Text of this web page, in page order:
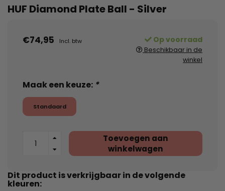
HUF Diamond Plate Ball - Silver
€74,95 Incl. btw Op voorraad
Beschikbaar in de
winkel
Maak een keuze: *
Standaard
Toevoegen aan
winkelwagen
Dit product is verkrijgbaar in de volgende
kleuren: